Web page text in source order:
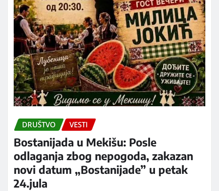
DRUŠTVO VESTI
Bostanijada u Mekišu: Posle
odlaganja zbog nepogoda, zakazan
novi datum „Bostanijade” u petak
24.jula